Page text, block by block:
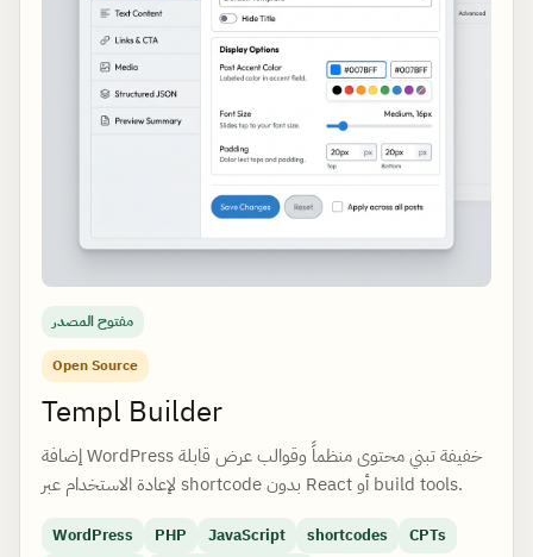
مفتوح المصدر
Open Source
Templ Builder
إضافة WordPress خفيفة تبني محتوى منظماً وقوالب عرض قابلة
لإعادة الاستخدام عبر shortcode بدون React أو build tools.
WordPress PHP JavaScript shortcodes
CPTs